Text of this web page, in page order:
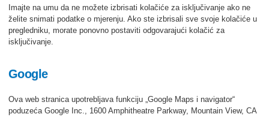
Imajte na umu da ne možete izbrisati kolačiće za isključivanje ako ne
želite snimati podatke o mjerenju. Ako ste izbrisali sve svoje kolačiće u
pregledniku, morate ponovno postaviti odgovarajući kolačić za
isključivanje.
Google
Ova web stranica upotrebljava funkciju „Google Maps i navigator“
poduzeća Google Inc., 1600 Amphitheatre Parkway, Mountain View, CA